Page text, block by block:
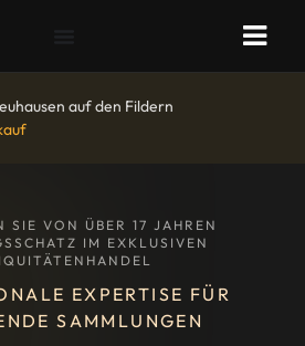
auf den Fildern
SIE VON ÜBER 17 JAHREN
IM EXKLUSIVEN
EXPERTISE FÜR
SAMMLUNGEN